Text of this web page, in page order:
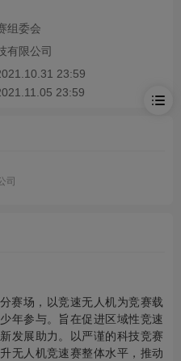
组委会
有限公司
23:59
23:59
司
赛场，以竞速无人机为竞赛载
年参与。旨在促进区域性竞速
发展助力。以严谨的科技竞赛
无人机竞速赛整体水平，推动